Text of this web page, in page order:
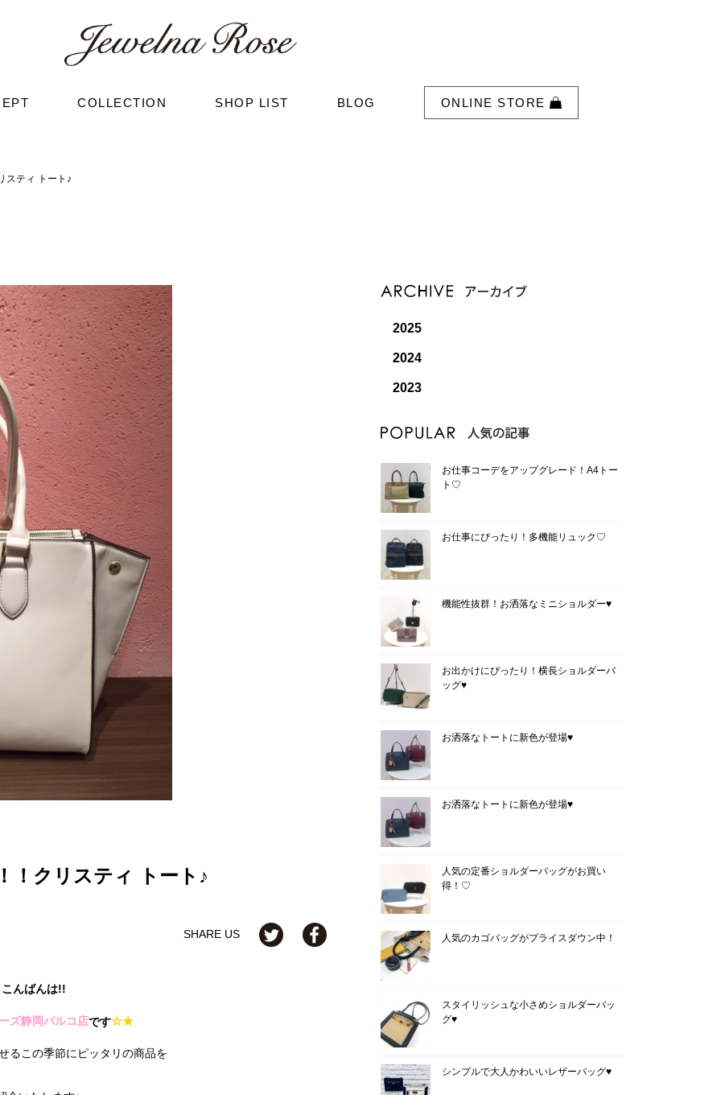
COLLECTION SHOP LIST BLOG ONLINE STORE
スティ トート♪
！クリスティ トート♪
SHARE US
んばんは!!
ズ静岡パルコ店です☆★
るこの季節にピッタリの商品を
2025
2024
2023
お仕事コーデをアップグレード！A4トー
ト♡
お仕事にぴったり！多機能リュック♡
機能性抜群！お洒落なミニショルダー♥
お出かけにぴったり！横長ショルダーバ
ッグ♥
お洒落なトートに新色が登場♥
お洒落なトートに新色が登場♥
人気の定番ショルダーバッグがお買い
得！♡
人気のカゴバッグがプライスダウン中！
スタイリッシュな小さめショルダーバッ
グ♥
シンプルで大人かわいいレザーバッグ♥